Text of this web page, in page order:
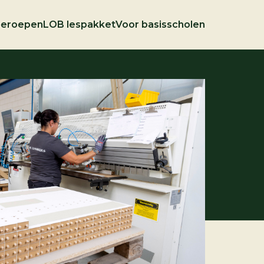
Voor VO Voor bedrijvenOver Tech-Tok
LOB lespakketVoor basisscholen